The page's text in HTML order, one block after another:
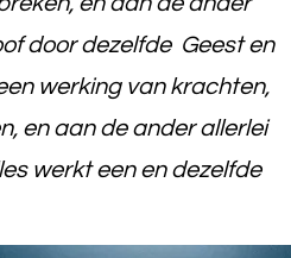
door dezelfde Geest en
werking van krachten,
en aan de ander allerlei
werkt een en dezelfde